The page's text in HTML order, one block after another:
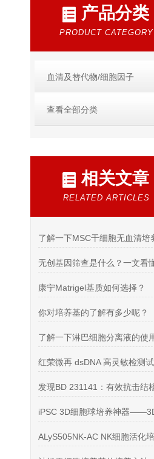
产品分类
PRODUCT CATEGORY
血清及替代物/细胞因子
查看全部分类
相关文章
RELATED ARTICLES
康宁Matrigel基质如何选择？
你对培养基的了解有多少呢？